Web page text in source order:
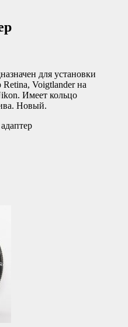
для установки
Voigtlander на
Имеет кольцо
Новый.